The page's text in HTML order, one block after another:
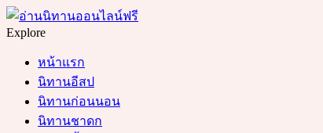
Menu
Search
Explore
หน้าแรก
นิทานอีสป
นิทานก่อนนอน
นิทานชาดก